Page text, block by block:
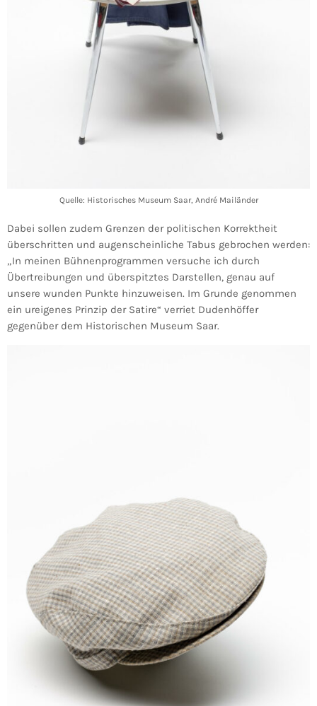
Quelle: Historisches Museum Saar, André Mailänder
Dabei sollen zudem Grenzen der politischen Korrektheit
überschritten und augenscheinliche Tabus gebrochen werden:
„In meinen Bühnenprogrammen versuche ich durch
Übertreibungen und überspitztes Darstellen, genau auf
unsere wunden Punkte hinzuweisen. Im Grunde genommen
ein ureigenes Prinzip der Satire“ verriet Dudenhöffer
gegenüber dem Historischen Museum Saar.